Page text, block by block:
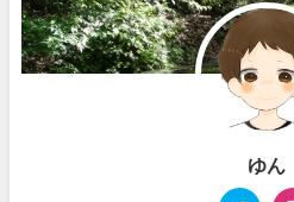
ゆん